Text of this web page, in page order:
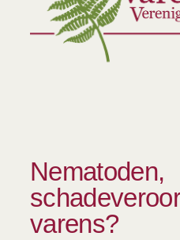
Nematoden,
varens?